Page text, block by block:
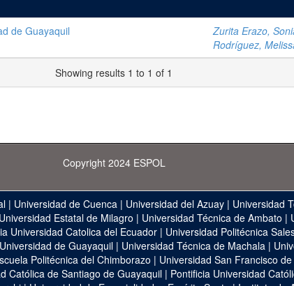
de Guayaquil Zurita Erazo,
Rodríguez,
Showing results 1 to 1 of 1
Copyright 2024 ESPOL
| Universidad de Cuenca | Universidad del Azuay | Universidad
Universidad Estatal de Milagro | Universidad Técnica de Ambato |
Universidad Catolica del Ecuador| Universidad Politécnica
Universidad de Guayaquil | Universidad Técnica de Machala |
Politécnica del Chimborazo | Universidad San Francisco
Católica de Santiago de Guayaquil | Pontificia Universidad